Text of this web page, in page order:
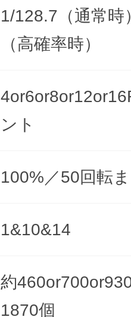
1/128.7（通常時
（高確率時）
ント
100%／50回転
1&10&14
約
1870個